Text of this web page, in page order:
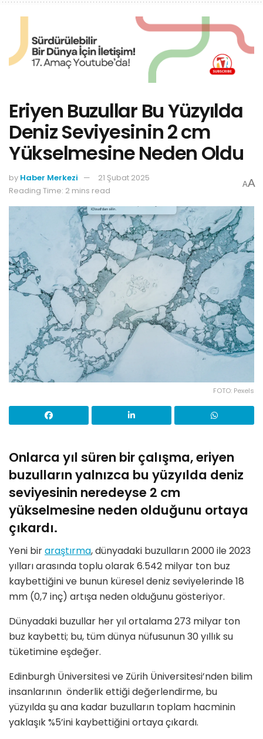
Eriyen Buzullar Bu Yüzyılda
Deniz Seviyesinin 2 cm
Yükselmesine Neden Oldu
by Haber Merkezi
21 Şubat 2025
Reading Time: 2 mins read
AA
FOTO: Pexels
Onlarca yıl süren bir çalışma, eriyen
buzulların yalnızca bu yüzyılda deniz
seviyesinin neredeyse 2 cm
yükselmesine neden olduğunu ortaya
çıkardı.
Yeni biraraştırma, dünyadaki buzulların 2000 ile 2023
yılları arasında toplu olarak 6.542 milyar ton buz
kaybettiğini ve bunun küresel deniz seviyelerinde 18
mm (0,7 inç) artışa neden olduğunu gösteriyor.
Dünyadaki buzullar her yıl ortalama 273 milyar ton
buz kaybetti; bu, tüm dünya nüfusunun 30 yıllık su
tüketimine eşdeğer.
Edinburgh Üniversitesi ve Zürih Üniversitesi’nden bilim
insanlarının önderlik ettiği değerlendirme, bu
yüzyılda şu ana kadar buzulların toplam hacminin
yaklaşık %5’ini kaybettiğini ortaya çıkardı.